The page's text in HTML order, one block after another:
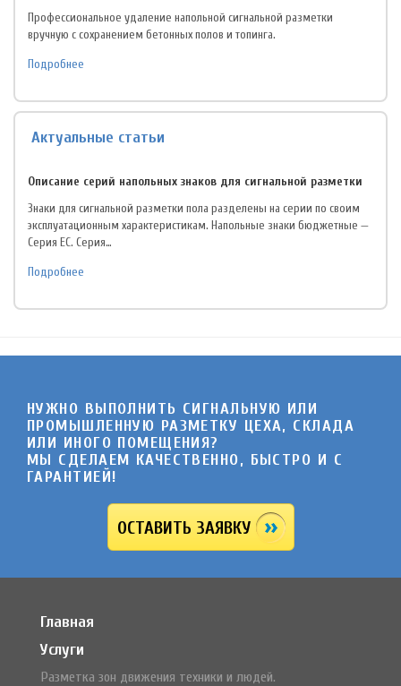
Профессиональное удаление напольной сигнальной разметки
вручную с сохранением бетонных полов и топинга.
Подробнее
Актуальные статьи
Описание серий напольных знаков для сигнальной разметки
Знаки для сигнальной разметки пола разделены на серии по своим
эксплуатационным характеристикам. Напольные знаки бюджетные —
Серия EC. Серия…
Подробнее
НУЖНО ВЫПОЛНИТЬ СИГНАЛЬНУЮ ИЛИ
ПРОМЫШЛЕННУЮ РАЗМЕТКУ ЦЕХА, СКЛАДА
ИЛИ ИНОГО ПОМЕЩЕНИЯ?
МЫ СДЕЛАЕМ КАЧЕСТВЕННО, БЫСТРО И C
ГАРАНТИЕЙ!
ОСТАВИТЬ ЗАЯВКУ
Главная
Услуги
Разметка зон движения техники и людей.